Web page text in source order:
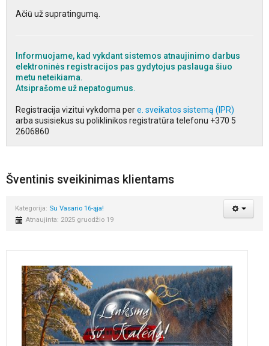
Ačiū už supratingumą.
Informuojame, kad vykdant sistemos atnaujinimo darbus
elektroninės registracijos pas gydytojus paslauga šiuo
metu neteikiama.
Atsiprašome už nepatogumus.
Registracija vizitui vykdoma pere. sveikatos sistemą (IPR)
arba susisiekus su poliklinikos registratūra telefonu +370 5
2606860
Šventinis sveikinimas klientams
Kategorija: Su Vasario 16-ąja!
Atnaujinta: 2025 gruodžio 19